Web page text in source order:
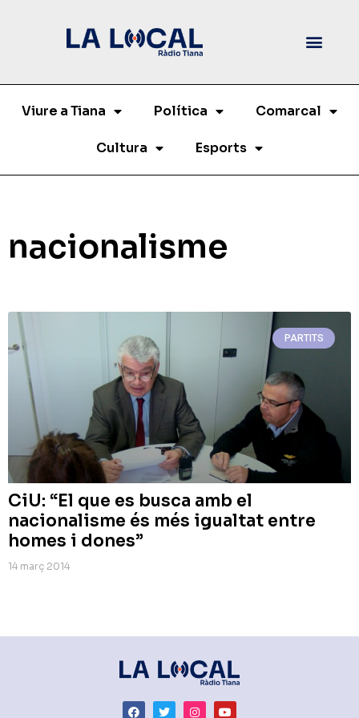
Viure a Tiana Política Comarcal
Cultura Esports
nacionalisme
PARTITS
CiU: “El que es busca amb el
nacionalisme és més igualtat entre
homes i dones”
14 març 2014